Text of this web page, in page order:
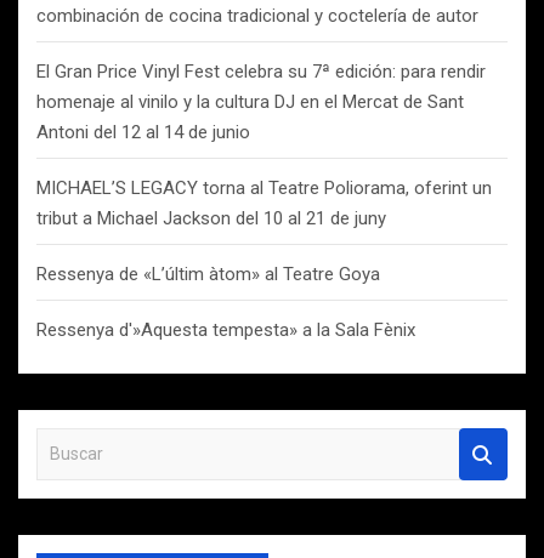
combinación de cocina tradicional y coctelería de autor
El Gran Price Vinyl Fest celebra su 7ª edición: para rendir
homenaje al vinilo y la cultura DJ en el Mercat de Sant
Antoni del 12 al 14 de junio
MICHAEL’S LEGACY torna al Teatre Poliorama, oferint un
tribut a Michael Jackson del 10 al 21 de juny
Ressenya de «L’últim àtom» al Teatre Goya
Ressenya d'»Aquesta tempesta» a la Sala Fènix
s
c